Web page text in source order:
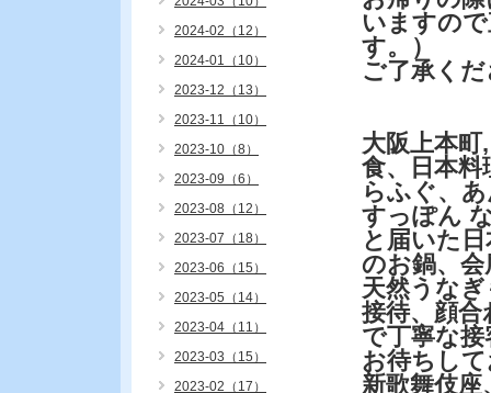
いますの
す。）
ご了承く
大阪上本
食、日本
らふぐ、
すっぽん
と届いた
のお鍋、
天然うな
接待、顔
で丁寧な接
お待ちし
新歌舞伎
2024-02（12）
2024-01（10）
2023-12（13）
2023-11（10）
2023-10（8）
2023-09（6）
2023-08（12）
2023-07（18）
2023-06（15）
2023-05（14）
2023-04（11）
2023-03（15）
2023-02（17）